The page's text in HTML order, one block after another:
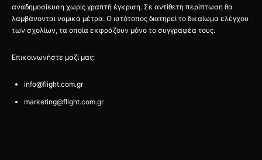
αναδημοσίευση χωρίς γραπτή έγκριση. Σε αντίθετη περίπτωση θα
λαμβάνονται νομικά μέτρα. Ο ιστότοπος διατηρεί το δικαίωμα ελέγχου
των σχολίων, τα οποία εκφράζουν μόνο το συγγραφέα τους.
Επικοινωνήστε μαζί μας:
info@flight.com.gr
marketing@flight.com.gr